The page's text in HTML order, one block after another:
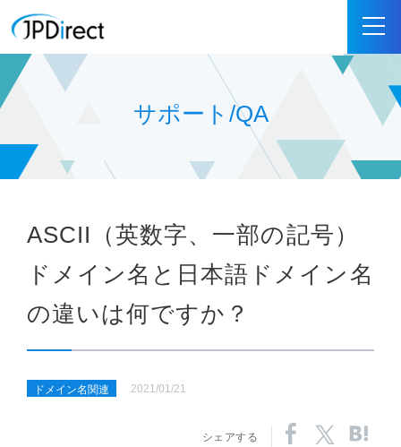
サポート/QA
ASCII（英数字、一部の記号）
ドメイン名と日本語ドメイン名
の違いは何ですか？
ドメイン名関連 2021/01/21
シェアする